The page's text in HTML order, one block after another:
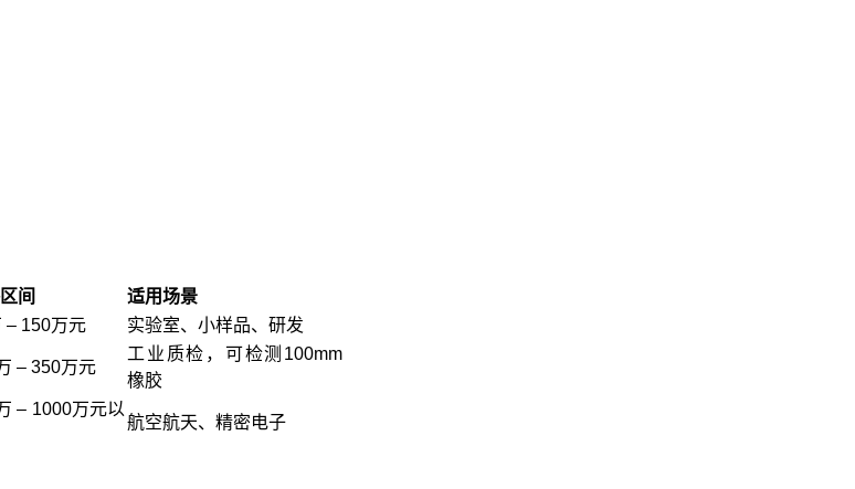
间
适用场景
– 150万元
实验室、小样品、研发
– 350万元
工业质检，可检测100mm
橡胶
– 1000万元以
航空航天、精密电子